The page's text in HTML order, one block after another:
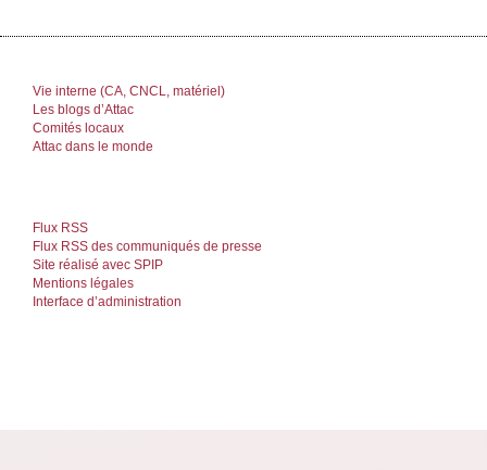
Vie interne (CA, CNCL, matériel)
Les blogs d’Attac
Comités locaux
Attac dans le monde
Flux RSS
Flux RSS des communiqués de presse
Site réalisé avec SPIP
Mentions légales
Interface d’administration